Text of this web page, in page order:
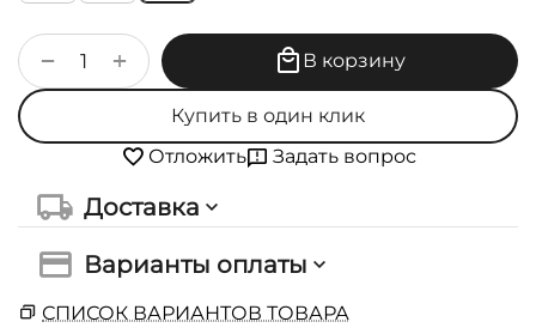
+
− В корзину
Купить в один клик
Отложить
Задать вопрос
Доставка
Варианты оплаты
СПИСОК ВАРИАНТОВ ТОВАРА